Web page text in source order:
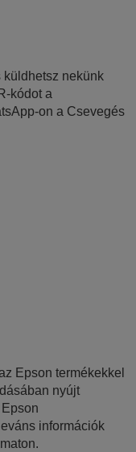
küldhetsz nekünk
kódot a
on a Csevegés
Epson termékekkel
nyújt
információk